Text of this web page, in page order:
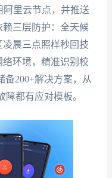
阿里云节点，并推送
三层防护：全天候
晨三点照样秒回技
环境，精准识别校
备200+解决方案，从
都有应对模板。